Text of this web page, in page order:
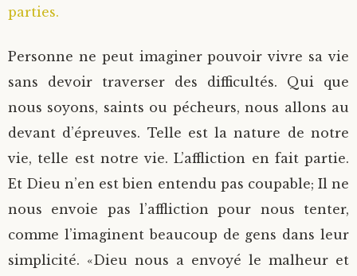
Sainte Matrone de Moscou
Staritsa Anastasia
Gerondissa Makrina (Vassopoulou)
Archimandrite Nathanaël (Pospelov)
Père Héliodore
parties.
Personne ne peut imaginer pouvoir vivre sa vie
sans devoir traverser des difficultés. Qui que
nous soyons, saints ou pécheurs, nous allons au
devant d’épreuves. Telle est la nature de notre
vie, telle est notre vie. L’affliction en fait partie.
Et Dieu n’en est bien entendu pas coupable; Il ne
nous envoie pas l’affliction pour nous tenter,
comme l’imaginent beaucoup de gens dans leur
simplicité. «Dieu nous a envoyé le malheur et